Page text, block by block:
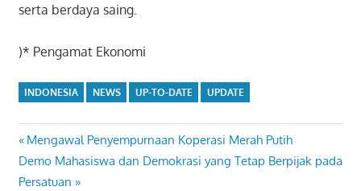
serta berdaya saing.
)* Pengamat Ekonomi
INDONESIA NEWS UP-TO-DATE UPDATE
Navigasi
pos
Previous
Post:
Mengawal Penyempurnaan Koperasi Merah Putih
Next
Post:
Demo Mahasiswa dan Demokrasi yang Tetap Berpijak pada
Persatuan